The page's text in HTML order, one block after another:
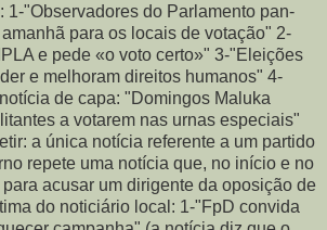
1-"Observadores do Parlamento pan-
para os locais de votação" 2-
e pede «o voto certo»" 3-"Eleições
e melhoram direitos humanos" 4-
de capa: "Domingos Maluka
a votarem nas urnas especiais"
a única notícia referente a um partido
repete uma notícia que, no início e no
acusar um dirigente da oposição de
do noticiário local: 1-"FpD convida